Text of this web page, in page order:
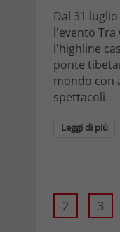
Dal 31
l'evento Tra
l'highline
ponte
mondo con
spettacoli.
Leggi di più
2 3